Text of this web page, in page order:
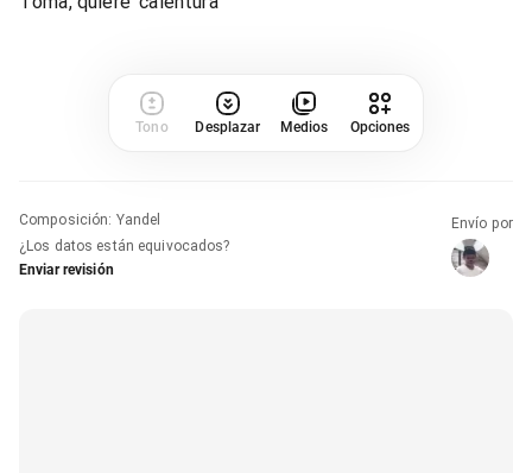
Tono Desplazar Medios Opciones
Composición: Yandel
¿Los datos están equivocados?
Enviar revisión
Envío por